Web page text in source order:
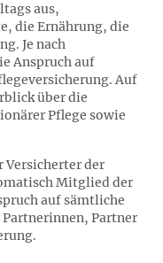
aus,
die Ernährung, die
Je nach
Anspruch auf
Auf
über die
Pflege sowie
Versicherter der
Mitglied der
auf sämtliche
Partner